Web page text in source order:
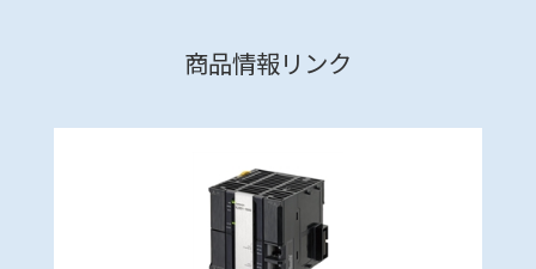
商品情報リンク